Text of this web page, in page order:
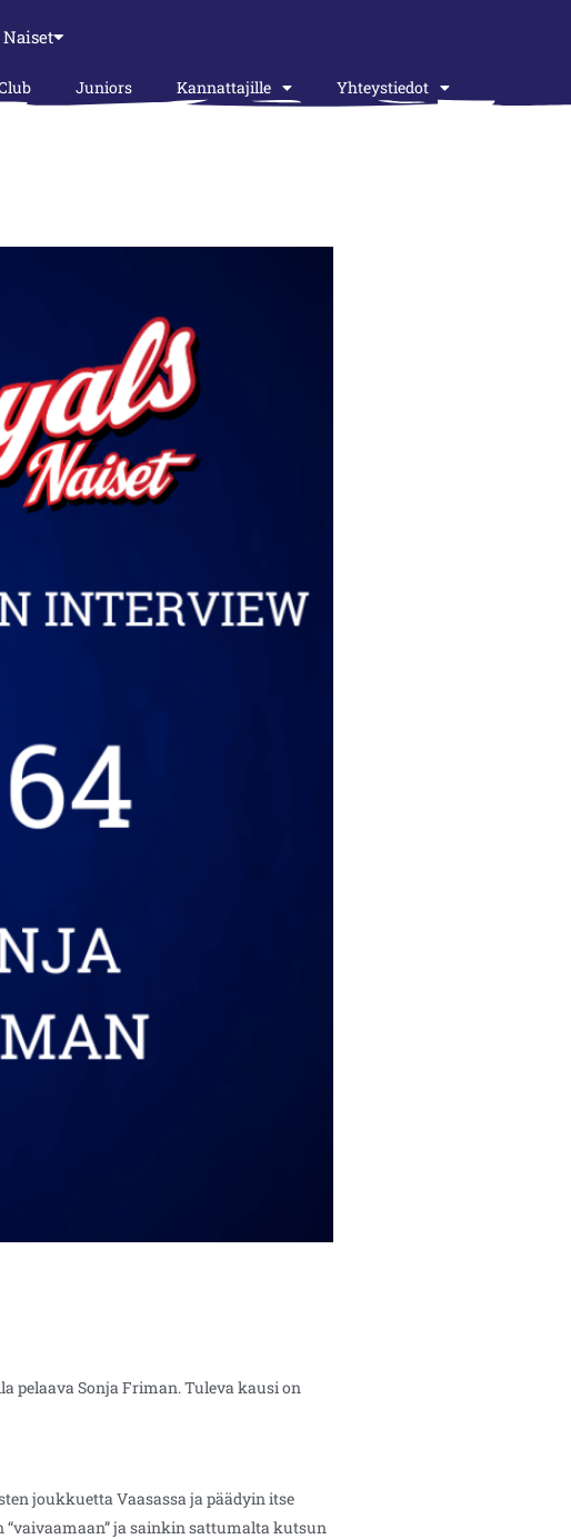
Naiset
Juniors Kannattajille Yhteystiedot
pelaava Sonja Friman. Tuleva kausi on
joukkuetta Vaasassa ja päädyin itse
ja sainkin sattumalta kutsun